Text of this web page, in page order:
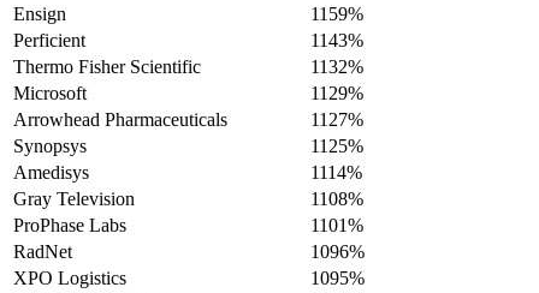
Ensign
1159%
Perficient
1143%
Thermo Fisher Scientific
1132%
Microsoft
1129%
Arrowhead Pharmaceuticals
1127%
Synopsys
1125%
Amedisys
1114%
Gray Television
1108%
ProPhase Labs
1101%
RadNet
1096%
XPO Logistics
1095%